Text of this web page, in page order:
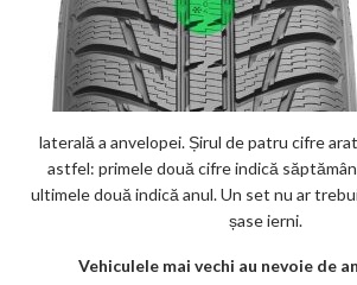
laterală a anvelopei. Șirul de patru cifre
astfel: primele două cifre indică
ultimele două indică anul. Un set nu ar
șase ierni.
Vehiculele mai vechi au nevoie de